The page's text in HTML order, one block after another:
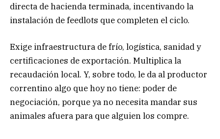
directa de hacienda terminada, incentivando la
instalación de feedlots que completen el ciclo.
Exige infraestructura de frío, logística, sanidad y
certificaciones de exportación. Multiplica la
recaudación local. Y, sobre todo, le da al productor
correntino algo que hoy no tiene: poder de
negociación, porque ya no necesita mandar sus
animales afuera para que alguien los compre.